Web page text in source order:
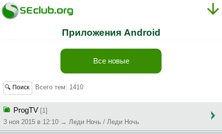
Приложения Android
Все новые
🔍 Поиск Всего тем: 1410
ProgTV [1]
3 ноя 2015 в 12:10 → Леди Ночь / Леди Ночь